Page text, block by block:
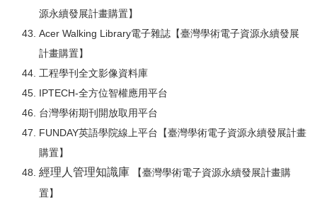
源永續發展計畫購置】
Acer Walking Library電子雜誌 【臺灣學術電子資源永續發展
計畫購置】
工程學刊全文影像資料庫
IPTECH-全方位智權應用平台
台灣學術期刊開放取用平台
FUNDAY英語學院線上平台 【臺灣學術電子資源永續發展計畫
購置】
經理人管理知識庫 【臺灣學術電子資源永續發展計畫購
置】